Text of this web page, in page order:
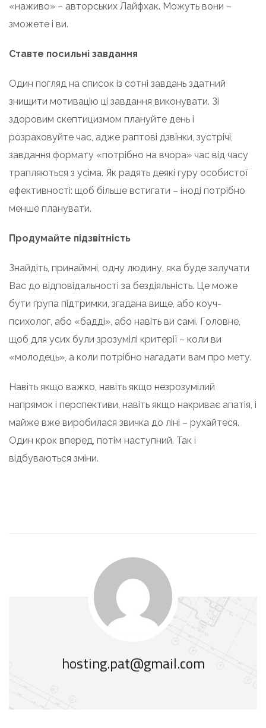
«наживо» – авторських Лайфхак. Можуть вони –
зможете і ви.
Ставте посильні завдання
Один погляд на список із сотні завдань здатний
знищити мотивацію ці завдання виконувати. Зі
здоровим скептицизмом плануйте день і
розраховуйте час, адже раптові дзвінки, зустрічі,
завдання формату «потрібно на вчора» час від часу
трапляються з усіма. Як радять деякі гуру особистої
ефективності: щоб більше встигати – іноді потрібно
менше планувати.
Продумайте підзвітність
Знайдіть, принаймні, одну людину, яка буде залучати
Вас до відповідальності за бездіяльність. Це може
бути група підтримки, згадана вище, або коуч-
психолог, або «бадді», або навіть ви самі. Головне,
щоб для усих були зрозумілі критерії – коли ви
«молодець», а коли потрібно нагадати вам про мету.
Навіть якщо важко, навіть якщо незрозумілий
напрямок і перспективи, навіть якщо накриває апатія, і
майже вже виробилася звичка до ліні – рухайтеся.
Один крок вперед, потім наступний. Так і
відбуваються зміни.
hosting.pat@gmail.com